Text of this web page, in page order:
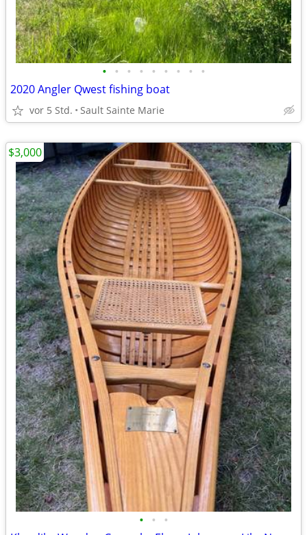
• • • • • • • • •
2020 Angler Qwest fishing boat
vor 5 Std. Sault Sainte Marie
• • •
$3,000